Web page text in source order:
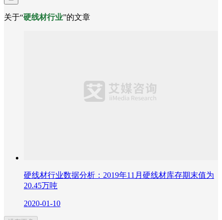
关于“硬线材行业”的文章
硬线材行业数据分析：2019年11月硬线材库存期末值为
20.45万吨
2020-01-10